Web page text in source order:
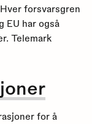
forsvarsgren
EU har også
Telemark
for å